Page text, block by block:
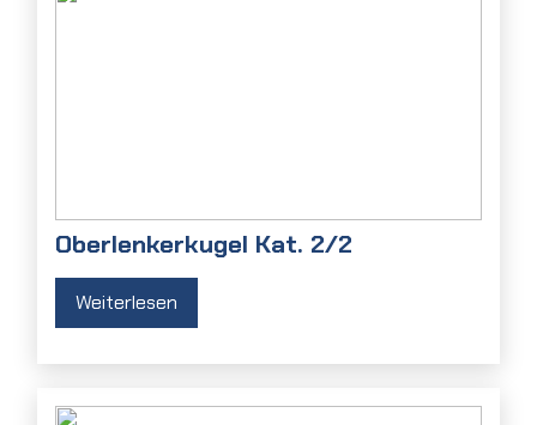
Oberlenkerkugel Kat. 2/2
Weiterlesen